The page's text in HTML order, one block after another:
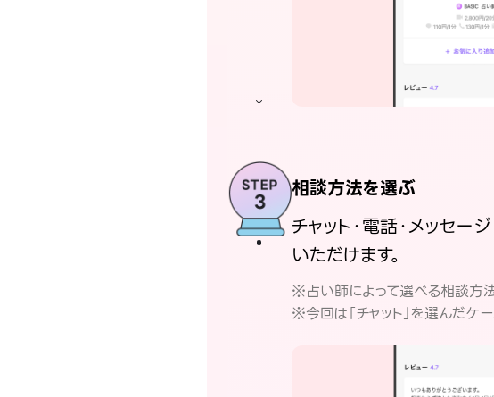
相談方法を選ぶ
チャット・電話・メッセー
いただけます。
※占い師によって選べる相談方
※今回は「チャット」を選んだケ